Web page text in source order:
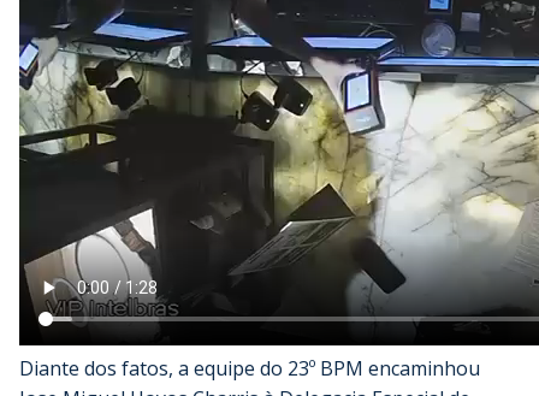
Diante dos fatos, a equipe do 23º BPM encaminhou